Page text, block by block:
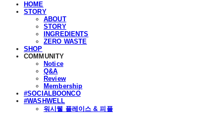
HOME
STORY
ABOUT
STORY
INGREDIENTS
ZERO WASTE
SHOP
COMMUNITY
Notice
Q&A
Review
Membership
#SOCIALBOONCO
#WASHWELL
워시웰 플레이스 & 피플